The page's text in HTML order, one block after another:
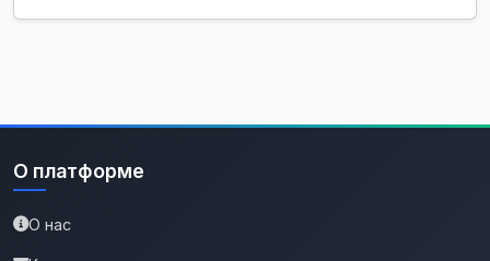
О платформе
О нас